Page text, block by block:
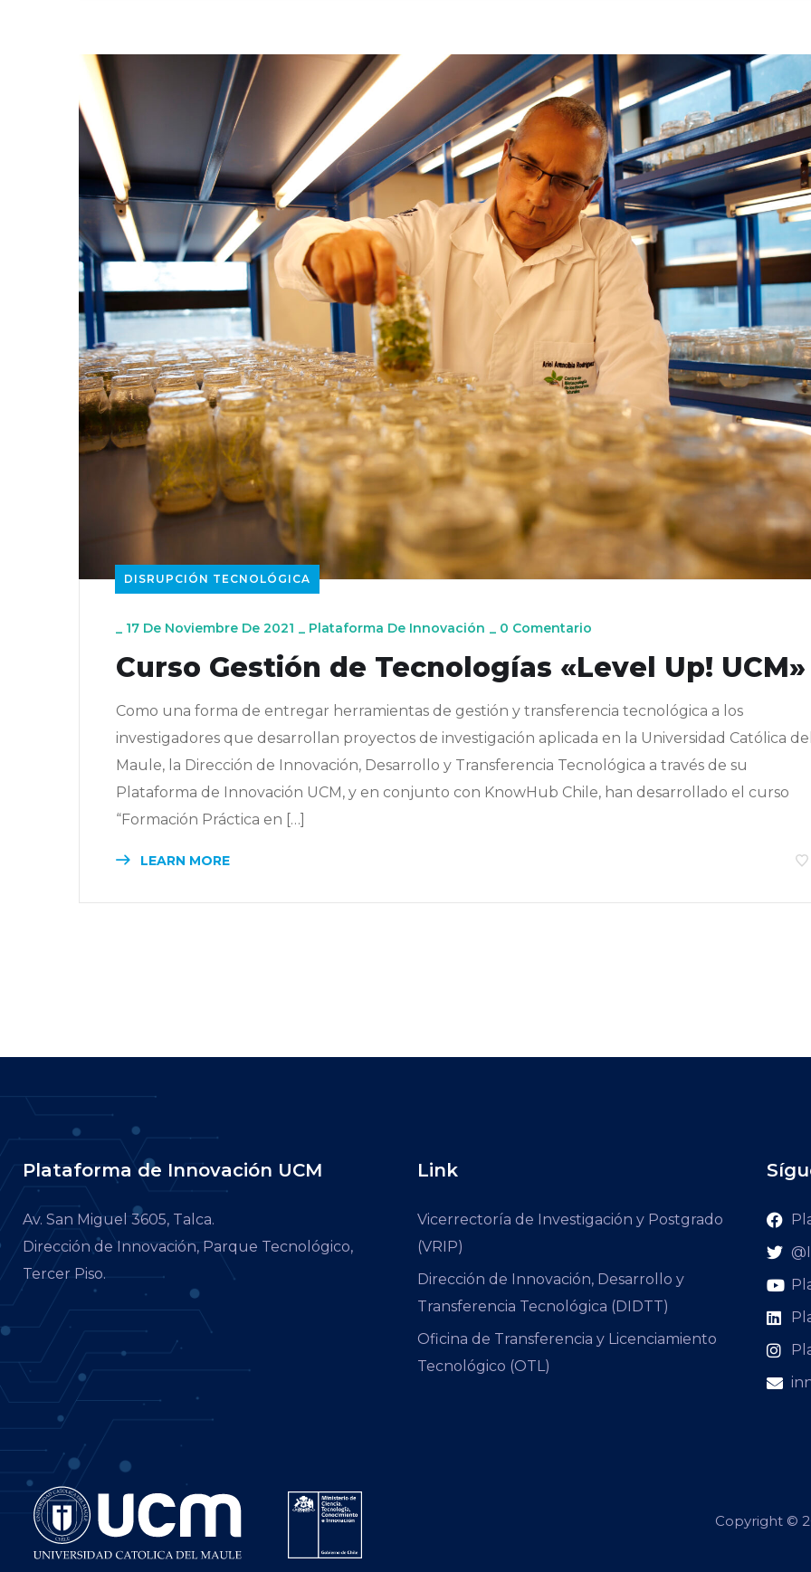
DISRUPCIÓN TECNOLÓGICA
_ 17 De Noviembre De 2021 _ Plataforma De Innovación _ 0 Comentario
Curso Gestión de Tecnologías «Level Up! UCM»
Como una forma de entregar herramientas de gestión y transferencia tecnológica a los
investigadores que desarrollan proyectos de investigación aplicada en la Universidad Católica
Maule, la Dirección de Innovación, Desarrollo y Transferencia Tecnológica a través de su
Plataforma de Innovación UCM, y en conjunto con KnowHub Chile, han desarrollado el curso
“Formación Práctica en […]
LEARN MORE
Plataforma de Innovación UCM
Av. San Miguel 3605, Talca.
Dirección de Innovación, Parque Tecnológico,
Tercer Piso.
Link
Vicerrectoría de Investigación y Postgrado
(VRIP)
Dirección de Innovación, Desarrollo y
Transferencia Tecnológica (DIDTT)
Oficina de Transferencia y Licenciamiento
Tecnológico (OTL)
Copyright ©